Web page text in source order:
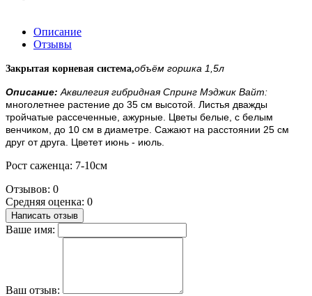
Описание
Отзывы
Закрытая корневая система,объём горшка 1,5л
Описание: Аквилегия гибридная Спринг Мэджик Вайт:
многолетнее растение до 35 см высотой. Листья дважды
тройчатые рассеченные, ажурные. Цветы белые, с белым
венчиком, до 10 см в диаметре. Сажают на расстоянии 25 см
друг от друга. Цветет июнь - июль.
Рост саженца: 7-10см
Отзывов: 0
Средняя оценка: 0
Написать отзыв
Ваше имя:
Ваш отзыв: